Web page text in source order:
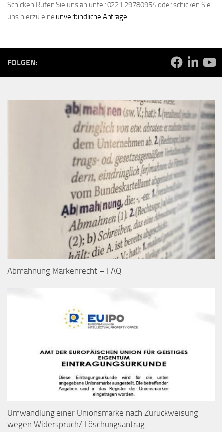
Schicken Rufen Sie uns an unter 0221 29780954 oder schicken Sie
uns hierzu eine unverbindliche Anfrage.
FOLGEN:
Abmahnung Markenrecht – FAQ
Umwandlung einer Unionsmarke nach Zurückweisung
wegen Widerspruch/ Löschungsantrag